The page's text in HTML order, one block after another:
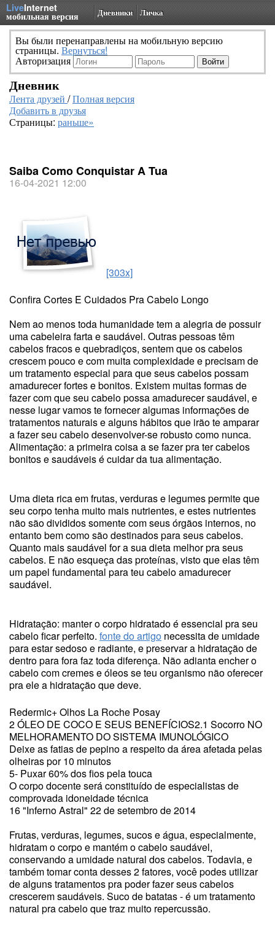
LiveInternet
мобильная версия Дневники Личка
Вы были перенаправлены на мобильную версию
страницы. Вернуться!
Авторизация
Дневник
Лента друзей /Полная версия
Добавить в друзья
Страницы: раньше»
Saiba Como Conquistar A Tua
16-04-2021 12:00
[303x]
Confira Cortes E Cuidados Pra Cabelo Longo
Nem ao menos toda humanidade tem a alegria de possuir
uma cabeleira farta e saudável. Outras pessoas têm
cabelos fracos e quebradiços, sentem que os cabelos
crescem pouco e com muita complexidade e precisam de
um tratamento especial para que seus cabelos possam
amadurecer fortes e bonitos. Existem muitas formas de
fazer com que seu cabelo possa amadurecer saudável, e
nesse lugar vamos te fornecer algumas informações de
tratamentos naturais e alguns hábitos que irão te amparar
a fazer seu cabelo desenvolver-se robusto como nunca.
Alimentação: a primeira coisa a se fazer pra ter cabelos
bonitos e saudáveis é cuidar da tua alimentação.
Uma dieta rica em frutas, verduras e legumes permite que
seu corpo tenha muito mais nutrientes, e estes nutrientes
não são divididos somente com seus órgãos internos, no
entanto bem como são destinados para seus cabelos.
Quanto mais saudável for a sua dieta melhor pra seus
cabelos. E não esqueça das proteínas, visto que elas têm
um papel fundamental para teu cabelo amadurecer
saudável.
Hidratação: manter o corpo hidratado é essencial pra seu
cabelo ficar perfeito. fonte do artigo necessita de umidade
para estar sedoso e radiante, e preservar a hidratação de
dentro para fora faz toda diferença. Não adianta encher o
cabelo com cremes e óleos se teu organismo não oferecer
pra ele a hidratação que deve.
Redermic+ Olhos La Roche Posay
2 ÓLEO DE COCO E SEUS BENEFÍCIOS2.1 Socorro NO
MELHORAMENTO DO SISTEMA IMUNOLÓGICO
Deixe as fatias de pepino a respeito da área afetada pelas
olheiras por 10 minutos
5- Puxar 60% dos fios pela touca
O corpo docente será constituído de especialistas de
comprovada idoneidade técnica
16 "Inferno Astral" 22 de setembro de 2014
Frutas, verduras, legumes, sucos e água, especialmente,
hidratam o corpo e mantém o cabelo saudável,
conservando a umidade natural dos cabelos. Todavia, e
também tomar conta desses 2 fatores, você podes utilizar
de alguns tratamentos pra poder fazer seus cabelos
crescerem saudáveis. Suco de batatas - é um tratamento
natural pra cabelo que traz muito repercussão.